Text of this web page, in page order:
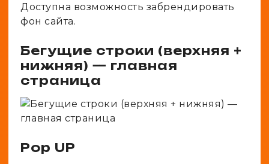
Доступна возможность забрендировать
фон сайта.
Бегущие строки (верхняя +
нижняя) — главная
страница
Pop UP